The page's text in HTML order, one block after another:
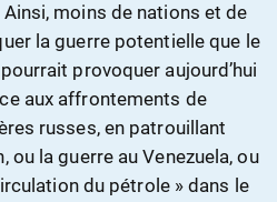
moins de nations et de
la guerre potentielle que le
provoquer aujourd’hui
aux affrontements de
russes, en patrouillant
ou la guerre au Venezuela, ou
du pétrole » dans le